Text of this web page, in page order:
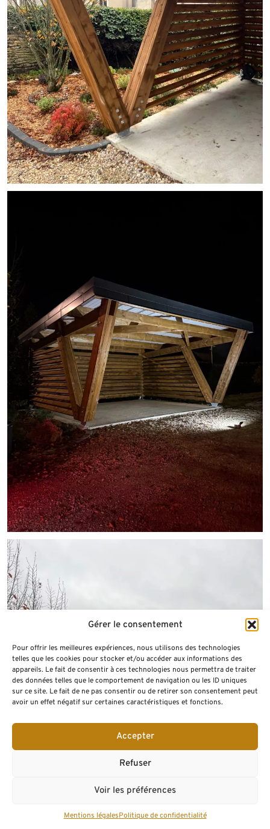
Gérer le consentement
Pour offrir les meilleures expériences, nous utilisons des technologies
telles que les cookies pour stocker et/ou accéder aux informations des
appareils. Le fait de consentir à ces technologies nous permettra de traiter
des données telles que le comportement de navigation ou les ID uniques
sur ce site. Le fait de ne pas consentir ou de retirer son consentement peut
avoir un effet négatif sur certaines caractéristiques et fonctions.
Accepter
Refuser
Voir les préférences
Mentions légalesPolitique de confidentialité